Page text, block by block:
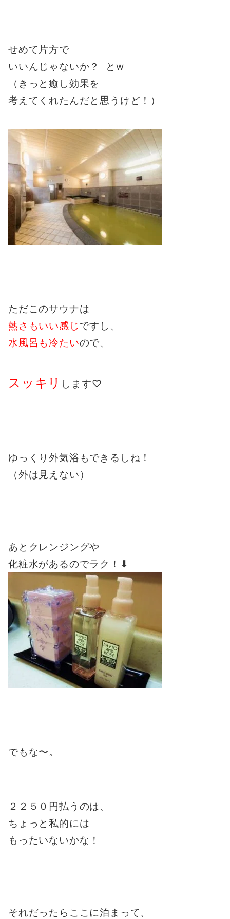
せめて片方で
いいんじゃないか？ とw
（きっと癒し効果を
考えてくれたんだと思うけど！）
ただこのサウナは
熱さもいい感じ ですし、
水風呂も冷たいので、
スッキリ します♡
ゆっくり外気浴もできるしね！
（外は見えない）
あとクレンジングや
化粧水があるのでラク！⬇︎
でもな〜。
２２５０円払うのは、
ちょっと私的には
もったいないかな！
それだったらここに泊まって、